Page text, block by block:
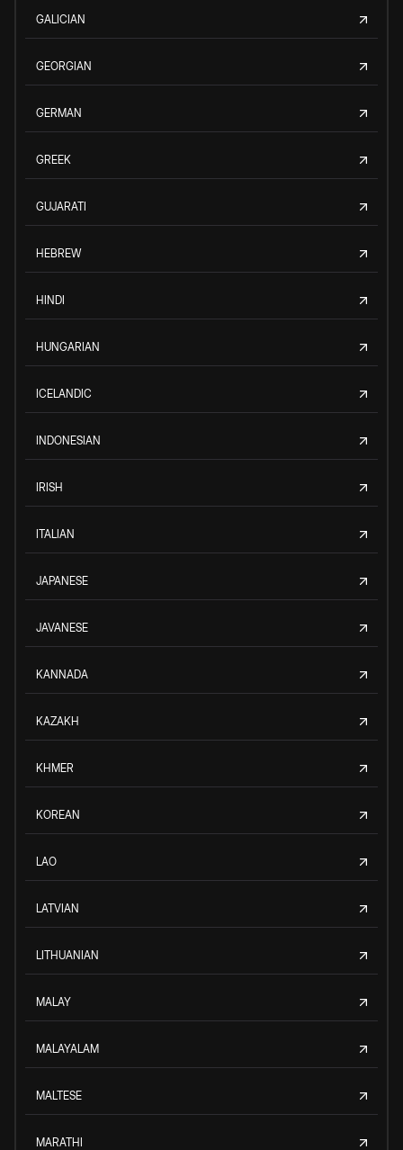
GALICIAN
GEORGIAN
GERMAN
GREEK
GUJARATI
HEBREW
HINDI
HUNGARIAN
ICELANDIC
INDONESIAN
IRISH
ITALIAN
JAPANESE
JAVANESE
KANNADA
KAZAKH
KHMER
KOREAN
LAO
LATVIAN
LITHUANIAN
MALAY
MALAYALAM
MALTESE
MARATHI